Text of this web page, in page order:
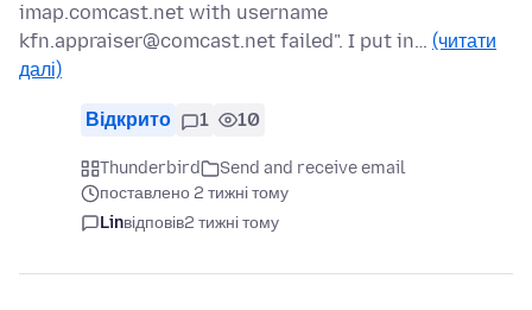
imap.comcast.net with username
kfn.appraiser@comcast.net failed". I put in… (читати
далі)
Відкрито 1 10
Thunderbird
Send and receive email
поставлено 2 тижні тому
Linвідповів2 тижні тому